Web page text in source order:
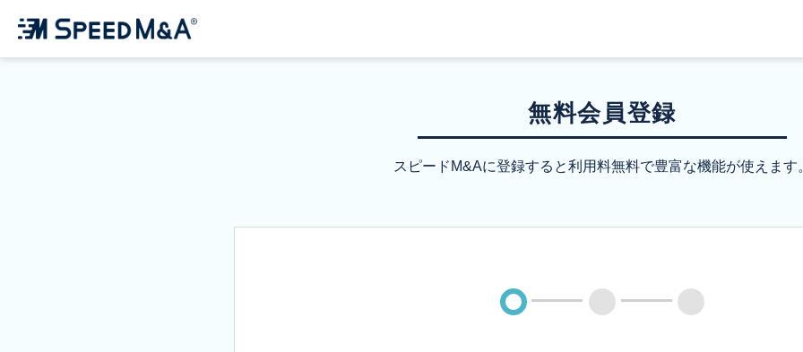
無料会員登録
スピードM&Aに登録すると利用料無料で豊富な機能が使えます